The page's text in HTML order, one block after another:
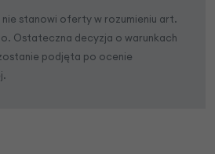
stanowi oferty w rozumieniu art.
Ostateczna decyzja o warunkach
podjęta po ocenie